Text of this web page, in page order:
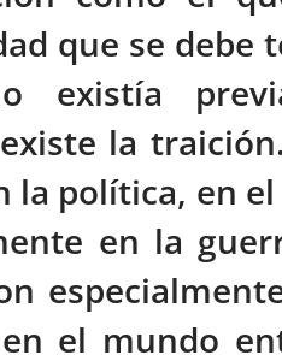
que se debe
existía
la
la política, en
en la
el mundo